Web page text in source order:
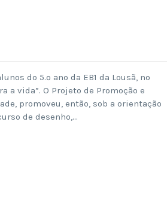
do 5.º ano da EB1 da Lousã, no
vida”. O Projeto de Promoção e
promoveu, então, sob a orientação
de desenho,…